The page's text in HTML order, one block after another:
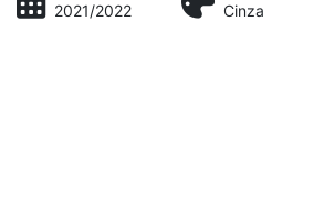
2021/2022 Cinza